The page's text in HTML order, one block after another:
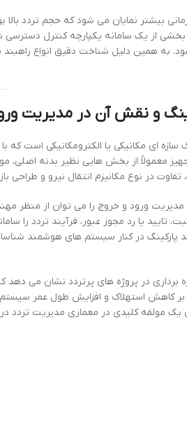
بیشتر نمایان می شود که حجم تردد
از یک سامانه یکپارچه کنترل دسترسی
همین دلیل شناخت دقیق انواع
و نقش آن در مدیریت
سازه ای مکانیکی یا الکترومکانیکی است
معمولاً از بخش هایی نظیر بدنه
تفاوت در نوع مکانیزم انتقال نیرو و طراحی
مدیریت ورود و خروج را می توان از منظر
تایید یا رد مجوز عبور، فرآیند تردد
پارکینگ در کنار سیستم های هوشمند
در پروژه های پرتردد نشان می دهد
کاهش استهلاک و افزایش طول عمر سیستم
یک مولفه کلیدی در معماری مدیریت تردد